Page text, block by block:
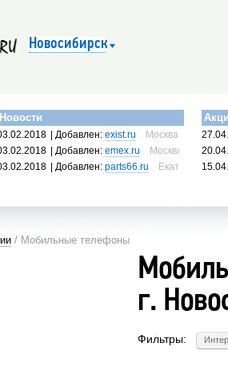
Новосибирск
Новости
| Добавлен:exist.ru
Москва, Россия
| Добавлен:emex.ru
Москва, Россия
| Добавлен:parts66.ru Екатеринбург,
/ Мобильные телефоны
г.
Фильтры: